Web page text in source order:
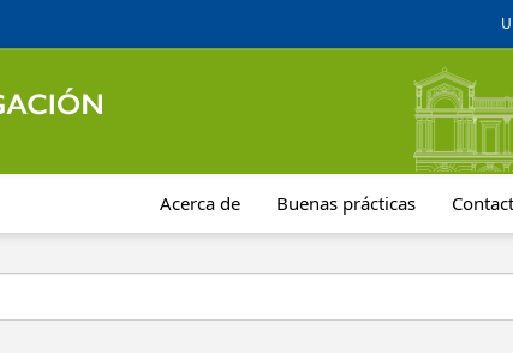
Acerca de Buenas prácticas